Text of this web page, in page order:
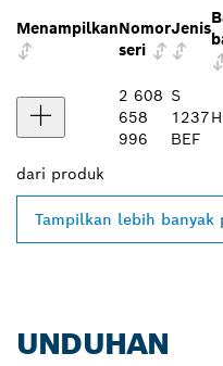
MenampilkanNomor
seri
Jenis
2 608
658
996
S
1237
BEF
dari produk
Tampilkan lebih banyak
UNDUHAN